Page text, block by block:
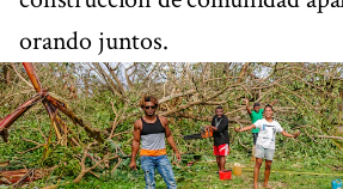
orando juntos.